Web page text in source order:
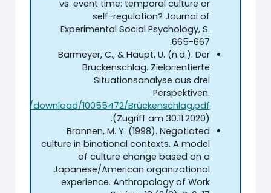
vs. event time: temporal culture or
self-regulation? Journal of
Experimental Social Psychology, S.
665-667.
Barmeyer, C., & Haupt, U. (n.d.). Der
Brückenschlag. Zielorientierte
Situationsanalyse aus drei
Perspektiven.
app/download/10055472/Brückenschlag.pdf
(Zugriff am 30.11.2020).
Brannen, M. Y. (1998). Negotiated
culture in binational contexts. A model
of culture change based on a
Japanese/American organizational
experience. Anthropology of Work